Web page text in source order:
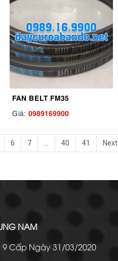
FAN BELT FM35
Giá: 0989169900
6 7 ... 40 41 Next
NAM
9 Cấp Ngày 31/03/2020